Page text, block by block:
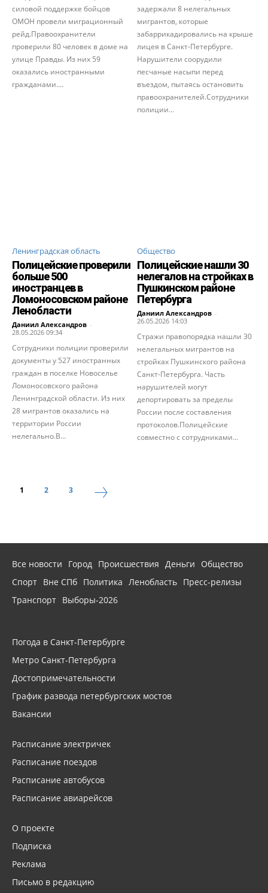
силовой поддержке бойцов
ОМОН провели миграционный
рейд.Правоохранители
проверили 80 человек в доме на
улице Правды. Из них 59
оказались иностранными
гражданами....
задержали 8 нелегальных
мигрантов, которые
забаррикадировались на крыше
лицея в Санкт-Петербурге.
Нарушители соорудили
песчаные насыпи перед
въездом, пытаясь остановить
правоохранителей.Сотрудники
полиции...
Ленинградская область
Полицейские проверили
больше 500
иностранцев в
Ломоносовском районе
Ленобласти
Даниил Александров -
28.05.2026 09:34
Сотрудники полиции проверили
документы у 527 иностранных
граждан в поселке Новоселье
Ломоносовского района
Ленинградской области. Из них
28 мигрантов оказались на
территории России
нелегально.В...
Общество
Полицейские нашли 30
нелегалов на стройках в
Пушкинском районе
Петербурга
Даниил Александров -
26.05.2026 14:03
Стражи правопорядка нашли 30
нелегальных мигрантов на
стройках Пушкинского района
Санкт-Петербурга. Часть
нарушителей могут
депортировать за пределы
России после составления
протоколов.Полицейские
совместно с сотрудниками...
1 2 3
Все новости Город Происшествия Деньги
Общество
Спорт Вне СПб Политика Ленобласть Пресс-релизы
Транспорт Выборы-2026
Погода в Санкт-Петербурге
Метро Санкт-Петербурга
Достопримечательности
График развода петербургских мостов
Вакансии
Расписание электричек
Расписание поездов
Расписание автобусов
Расписание авиарейсов
О проекте
Подписка
Реклама
Письмо в редакцию